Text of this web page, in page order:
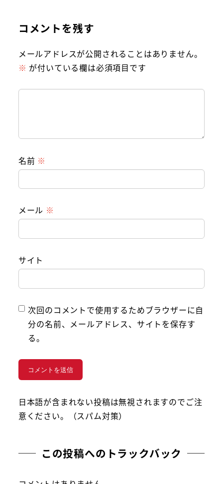
コメントを残す
メールアドレスが公開されることはありません。
※ が付いている欄は必須項目です
名前 ※
メール ※
サイト
次回のコメントで使用するためブラウザーに自
分の名前、メールアドレス、サイトを保存す
る。
日本語が含まれない投稿は無視されますのでご注
意ください。（スパム対策）
この投稿へのトラックバック